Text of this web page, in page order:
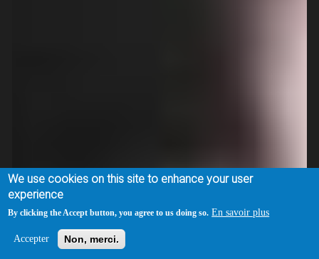
We use cookies on this site to enhance your user
experience
By clicking the Accept button, you agree to us doing so. En savoir plus
Accepter Non, merci.